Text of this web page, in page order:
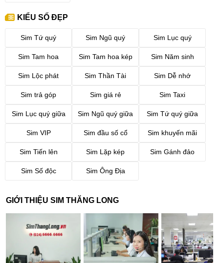
KIỂU SỐ ĐẸP
Sim Tứ quý Sim Ngũ quý Sim Lục quý
Sim Tam hoa Sim Tam hoa kép Sim Năm sinh
Sim Lộc phát Sim Thần Tài Sim Dễ nhớ
Sim trả góp Sim giá rẻ Sim Taxi
Sim Lục quý giữa Sim Ngũ quý giữa Sim Tứ quý giữa
Sim VIP Sim đầu số cổ Sim khuyến mãi
Sim Tiến lên Sim Lặp kép Sim Gánh đảo
Sim Số độc Sim Ông Địa
GIỚI THIỆU SIM THĂNG LONG